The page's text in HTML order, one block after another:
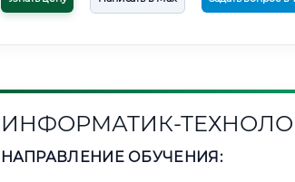
ИНФОРМАТИК-
НАПРАВЛЕНИЕ ОБУЧЕНИЯ: